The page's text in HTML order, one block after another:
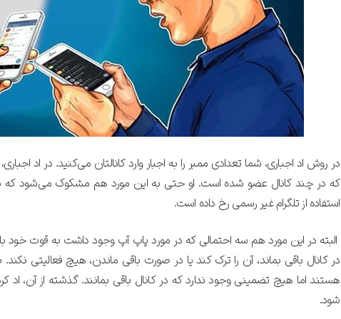
در روش اد اجباری، شما تعدادی ممبر را به اجبار وارد کانالتان می‌کنید. در اد
که در چند کانال عضو شده است. او حتی به این مورد هم مشکوک می‌شود که
استفاده از تلگرام غیر رسمی رخ داده است.
البته در این مورد هم سه احتمالی که در مورد پاپ آپ وجود داشت به قوت خود
در کانال باقی بماند، آن را ترک کند یا در صورت باقی ماندن، هیچ فعالیتی نکند.
هستند اما هیچ تضمینی وجود ندارد که در کانال باقی بمانند. گذشته از آن، اد
شود.